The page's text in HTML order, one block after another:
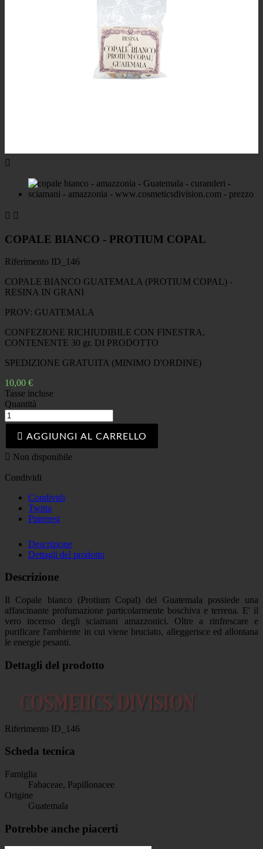

 
COPALE BIANCO - PROTIUM COPAL
Riferimento ID_146
COPALE BIANCO GUATEMALA (PROTIUM COPAL) -
RESINA IN GRANI
PROV: GUATEMALA
CONFEZIONE RICHIUDIBILE CON FINESTRA,
CONTENENTE 30 gr. DI PRODOTTO
SPEDIZIONE GRATUITA (MINIMO D'ORDINE)
10,00 €
Tasse incluse
Quantità
AGGIUNGI AL CARRELLO
 Non disponibile
Condividi
Condividi
Twitta
Pinterest
Descrizione
Dettagli del prodotto
Descrizione
Il Copale bianco (Protium Copal) del Guatemala possiede una
affascinante profumazione particolarmente boschiva e terrena. E' il
vero incenso degli sciamani amazzonici. Oltre a rinfrescare e
purificare l'ambiente in cui viene bruciato, alleggerisce ed allontana
le energie pesanti.
Dettagli del prodotto
Riferimento ID_146
Scheda tecnica
Famiglia
Fabaceae, Papillonacee
Origine
Guatemala
Potrebbe anche piacerti